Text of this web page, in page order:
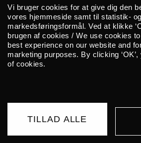
Vi bruger cookies for at give dig den
vores hjemmeside samt til statistik- og
markedsføringsformål. Ved at klikke
brugen af cookies / We use cookies
best experience on our website and
marketing purposes. By clicking
of cookies.
TILLAD ALLE
“Dansefest med jazz fra
skrev Politiken, da det
slagnummer” skrev